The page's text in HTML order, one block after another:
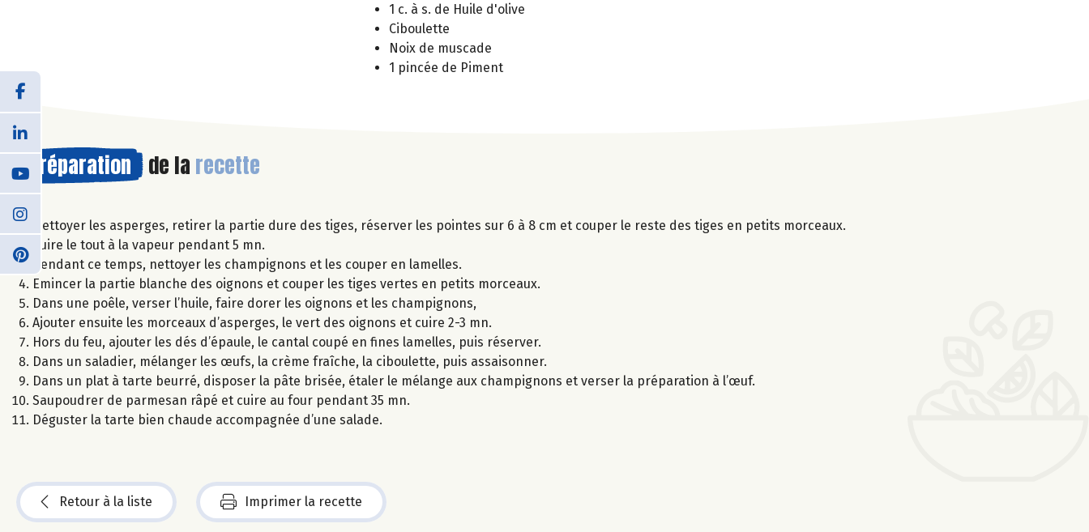
1 c. à s. de Huile d'olive
Ciboulette
Noix de muscade
1 pincée de Piment
Préparation de la recette
Nettoyer les asperges, retirer la partie dure des tiges, réserver les pointes sur 6 à 8 cm et couper le reste des tiges en petits morceaux.
Cuire le tout à la vapeur pendant 5 mn.
Pendant ce temps, nettoyer les champignons et les couper en lamelles.
Emincer la partie blanche des oignons et couper les tiges vertes en petits morceaux.
Dans une poêle, verser l’huile, faire dorer les oignons et les champignons,
Ajouter ensuite les morceaux d’asperges, le vert des oignons et cuire 2-3 mn.
Hors du feu, ajouter les dés d’épaule, le cantal coupé en fines lamelles, puis réserver.
Dans un saladier, mélanger les œufs, la crème fraîche, la ciboulette, puis assaisonner.
Dans un plat à tarte beurré, disposer la pâte brisée, étaler le mélange aux champignons et verser la préparation à l’œuf.
Saupoudrer de parmesan râpé et cuire au four pendant 35 mn.
Déguster la tarte bien chaude accompagnée d’une salade.
Retour à la liste Imprimer la recette